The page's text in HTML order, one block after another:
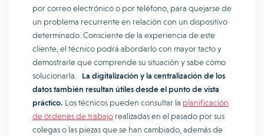
por correo electrónico o por teléfono, para quejarse de
un problema recurrente en relación con un dispositivo
determinado. Consciente de la experiencia de este
cliente, el técnico podrá abordarlo con mayor tacto y
demostrarle que comprende su situación y sabe cómo
solucionarla. La digitalización y la centralización de los
datos también resultan útiles desde el punto de vista
práctico. Los técnicos pueden consultar la planificación
de órdenes de trabajo realizadas en el pasado por sus
colegas o las piezas que se han cambiado, además de